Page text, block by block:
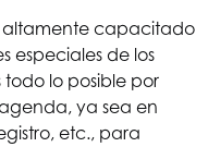
altamente capacitado
especiales de los
lo posible por
ya sea en
etc., para